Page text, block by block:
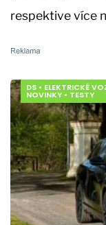
respektive více
DS • ELEKTRICKÉ
NOVINKY • TESTY